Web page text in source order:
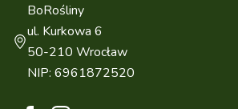
BoRośliny
ul. Kurkowa 6
50-210 Wrocław
NIP: 6961872520